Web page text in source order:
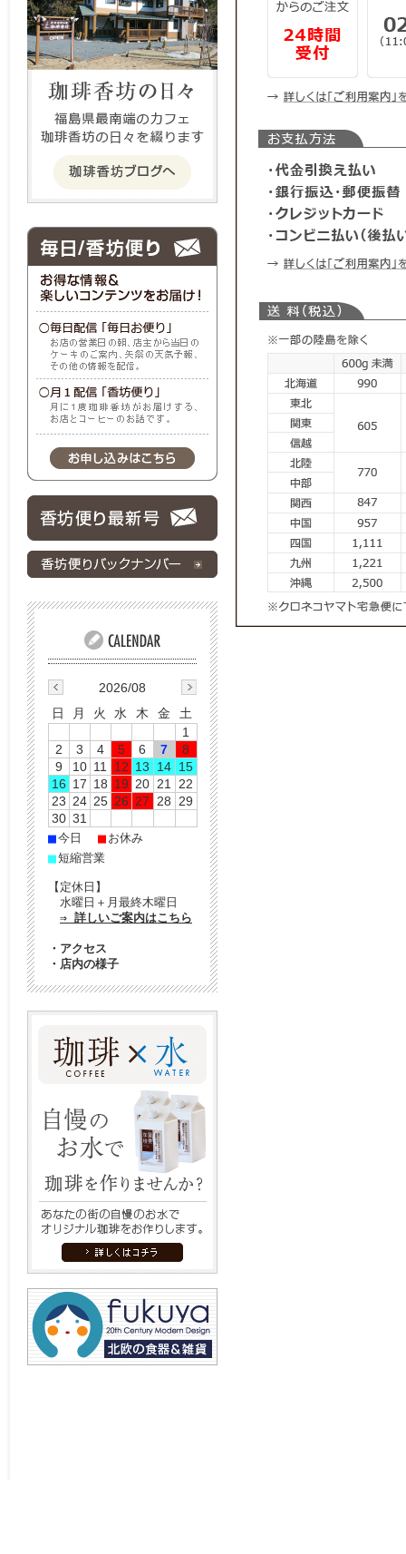
2026/08
日
月 火 水 木 金
土
1
2
3 4 5 6 7
8
9
10 11 12 13 14 15
16 17 18 19 20 21
22
23 24 25 26 27 28
29
30 31
■今日 ■ お休み
■短縮営業
【定休日】
水曜日＋月最終木曜日
⇒ 詳しいご案内はこちら
・ アクセス
・ 店内の様子